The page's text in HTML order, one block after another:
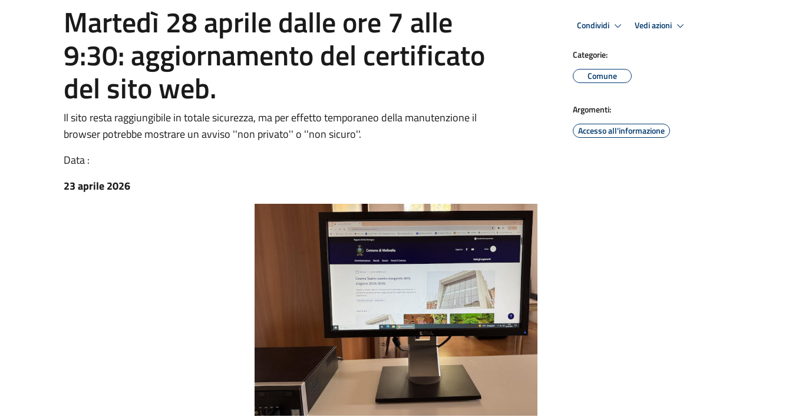
Martedì 28 aprile dalle ore 7 alle
9:30: aggiornamento del certificato
del sito web.
Il sito resta raggiungibile in totale sicurezza, ma per effetto temporaneo della manutenzione il
browser potrebbe mostrare un avviso ''non privato'' o ''non sicuro''.
Data :
23 aprile 2026
Condividi Vedi azioni
Categorie:
Comune
Argomenti:
Accesso all'informazione